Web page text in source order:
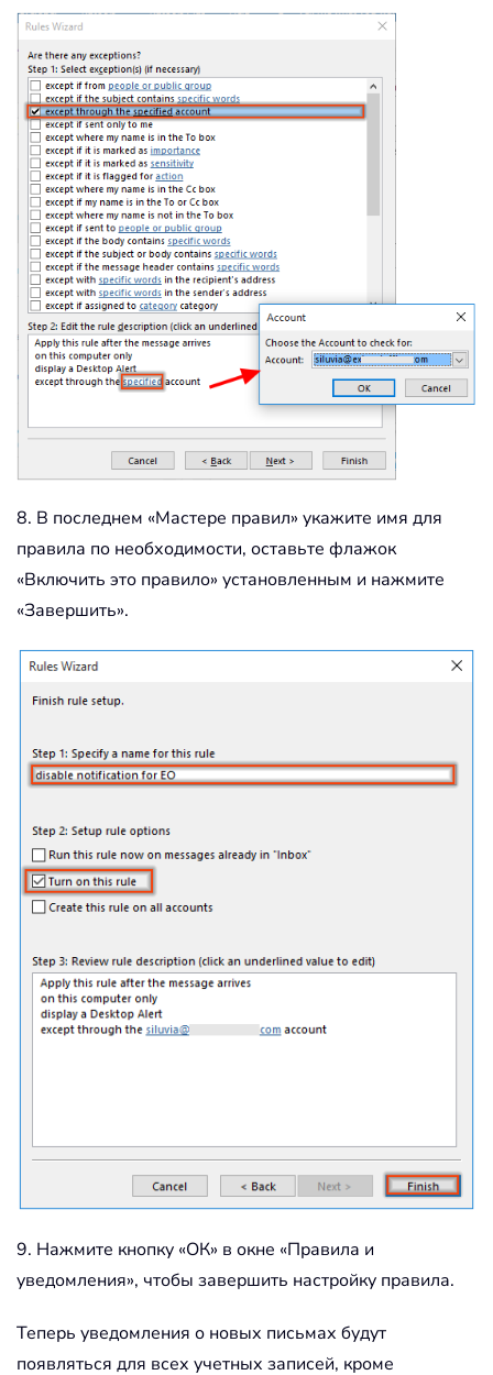
8. В последнем «Мастере правил» укажите имя для
правила по необходимости, оставьте флажок
«Включить это правило» установленным и нажмите
«Завершить».
9. Нажмите кнопку «ОК» в окне «Правила и
уведомления», чтобы завершить настройку правила.
Теперь уведомления о новых письмах будут
появляться для всех учетных записей, кроме